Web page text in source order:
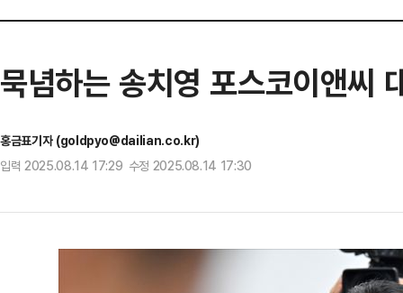
묵념하는 송치영 포스코이앤씨
홍금표기자 (goldpyo@dailian.co.kr)
입력 2025.08.14 17:29 수정 2025.08.14 17:30